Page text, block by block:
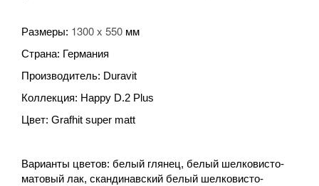
Размеры: 1300 x 550 мм
Страна: Германия
Производитель: Duravit
Коллекция: Happy D.2 Plus
Цвет: Grafhit super matt
Варианты цветов: белый глянец, белый шелковисто-
матовый лак, скандинавский белый шелковисто-